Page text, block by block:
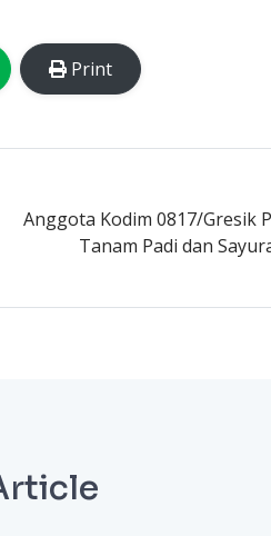
Print
Anggota Kodim 0817/Gresik
Tanam Padi dan